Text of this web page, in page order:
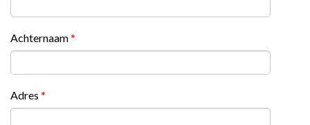
Achternaam *
Adres *